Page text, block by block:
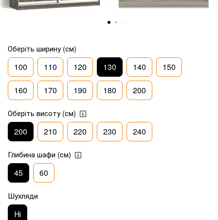
Оберіть ширину (см)
100 110 120 130 140 150
160 170 190 180 200
Оберіть висоту (см)
200 210 220 230 240
Глибина шафи (см)
45 60
Шухляди
Ні